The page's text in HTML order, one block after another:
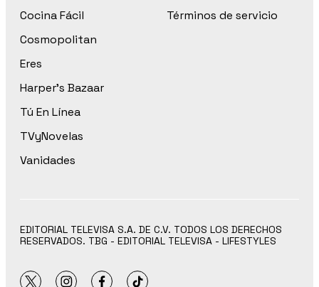
Cocina Fácil
Cosmopolitan
Eres
Harper’s Bazaar
Tú En Línea
TVyNovelas
Vanidades
Términos de servicio
EDITORIAL TELEVISA S.A. DE C.V. TODOS LOS DERECHOS
RESERVADOS. TBG - EDITORIAL TELEVISA - LIFESTYLES